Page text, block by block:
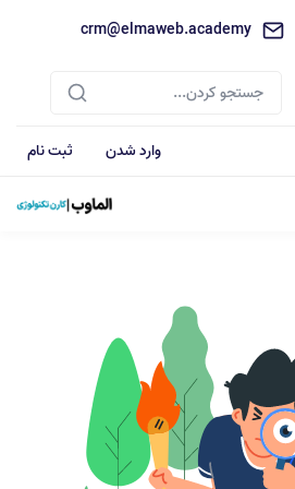
crm@elmaweb.academy
وارد شدن ثبت نام